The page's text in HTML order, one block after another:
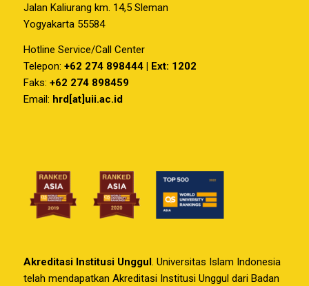
Jalan Kaliurang km. 14,5 Sleman
Yogyakarta 55584
Hotline Service/Call Center
Telepon: +62 274 898444 | Ext: 1202
Faks: +62 274 898459
Email: hrd[at]uii.ac.id
Akreditasi Institusi Unggul. Universitas Islam Indonesia
telah mendapatkan Akreditasi Institusi Unggul dari Badan